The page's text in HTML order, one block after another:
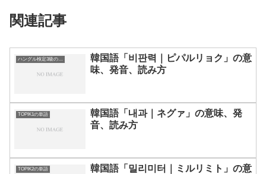
関連記事
ハングル検定3級の単語
韓国語「비판력｜ピパルリョク」の意
味、発音、読み方
TOPIK1の単語
韓国語「내과｜ネグァ」の意味、発
音、読み方
TOPIK2の単語
韓国語「밀리미터｜ミルリミト」の意